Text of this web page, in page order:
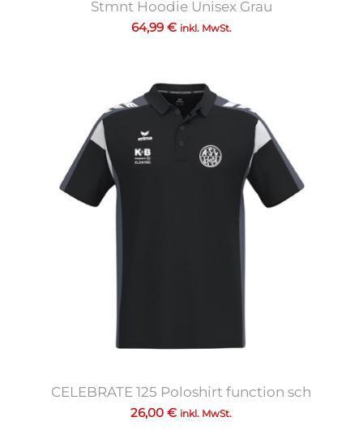
Stmnt Hoodie Unisex Grau
64,99 € inkl. MwSt.
CELEBRATE 125 Poloshirt function sch
26,00€ inkl. MwSt.